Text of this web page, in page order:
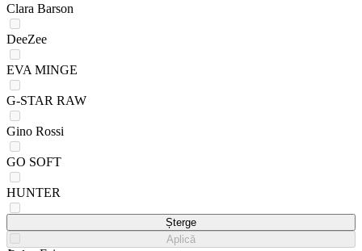
Clara Barson
DeeZee
EVA MINGE
G-STAR RAW
Gino Rossi
GO SOFT
HUNTER
Șterge
Aplică